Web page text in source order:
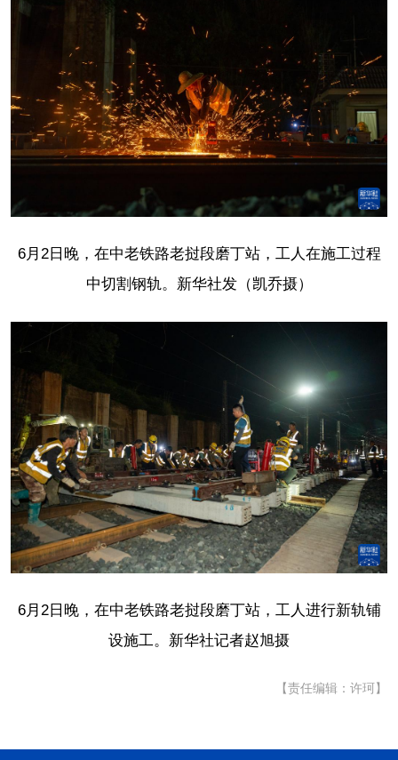
6月2日晚，在中老铁路老挝段磨丁站，工人在施工过程
中切割钢轨。新华社发（凯乔摄）
6月2日晚，在中老铁路老挝段磨丁站，工人进行新轨铺
设施工。新华社记者赵旭摄
【责任编辑：许珂】